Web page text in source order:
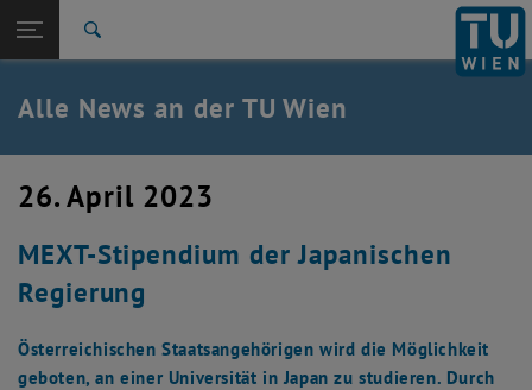
TU Login
Quicklinks
Quicklinks-Menü umschalten
Studium
Karriere
Zurück: Subseiten von TU Wien Startseite auflisten
Zurück zur letzten Ebene:
TU Wien Startseite
Übersicht
Alle News an der TU Wien
26. April 2023
MEXT-Stipendium der Japanischen
Regierung
Österreichischen Staatsangehörigen wird die Möglichkeit
geboten, an einer Universität in Japan zu studieren. Durch